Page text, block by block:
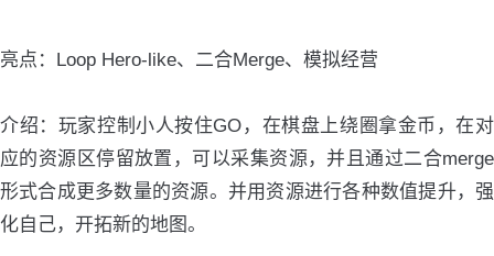
亮点：Loop Hero-like、二合Merge、模拟经营
介绍：玩家控制小人按住GO，在棋盘上绕圈拿金币，在对
应的资源区停留放置，可以采集资源，并且通过二合merge
形式合成更多数量的资源。并用资源进行各种数值提升，强
化自己，开拓新的地图。